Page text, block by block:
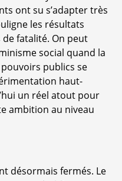
ont su s’adapter très
les résultats
de fatalité. On peut
social quand la
publics se
haut-
un réel atout pour
ambition au niveau
désormais fermés. Le